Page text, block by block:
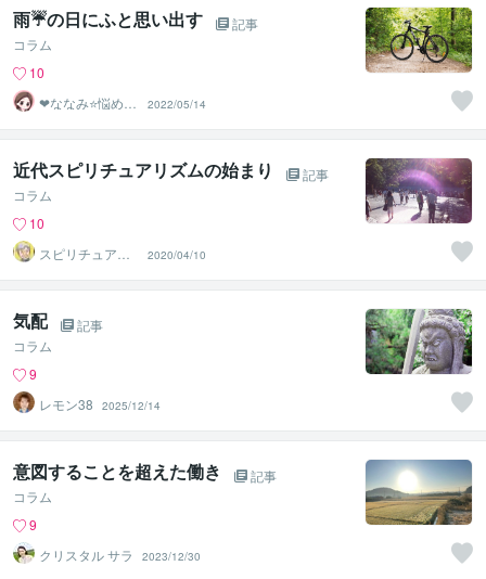
雨☔の日にふと思い出す
記事
コラム
10
❤ななみ⭐悩める
あなたの1番の味
方❤
2022/05/14
近代スピリチュアリズムの始まり
記事
コラム
10
スピリチュアル
カウンセラー
神山 純
2020/04/10
気配
記事
コラム
9
レモン38
2025/12/14
意図することを超えた働き
記事
コラム
9
クリスタル サラ
2023/12/30